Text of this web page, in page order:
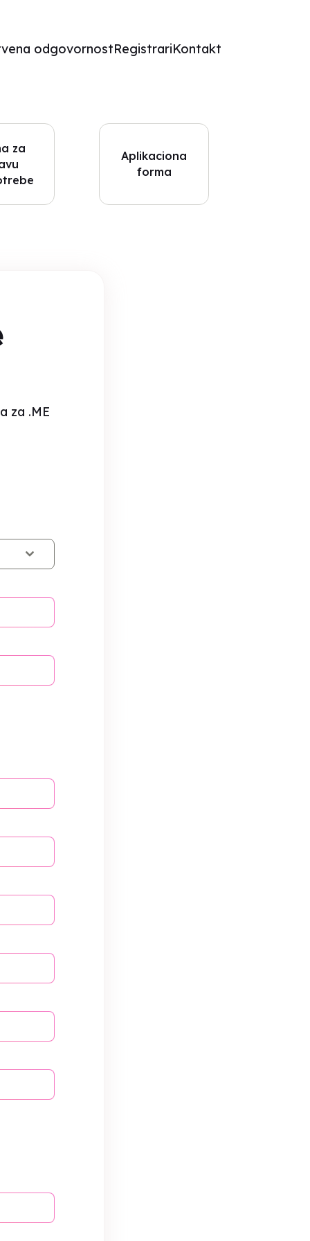
odgovornostRegistrariKontakt
za
Aplikaciona
forma
za .ME